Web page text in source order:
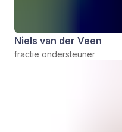
Niels van der Veen
fractie ondersteuner